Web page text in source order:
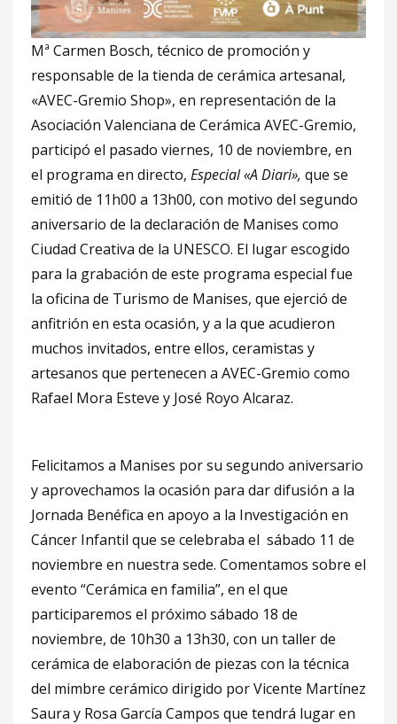
Mª Carmen Bosch, técnico de promoción y
responsable de la tienda de cerámica artesanal,
«AVEC-Gremio Shop», en representación de la
Asociación Valenciana de Cerámica AVEC-Gremio,
participó el pasado viernes, 10 de noviembre, en
el programa en directo, Especial «A Diari», que se
emitió de 11h00 a 13h00, con motivo del segundo
aniversario de la declaración de Manises como
Ciudad Creativa de la UNESCO. El lugar escogido
para la grabación de este programa especial fue
la oficina de Turismo de Manises, que ejerció de
anfitrión en esta ocasión, y a la que acudieron
muchos invitados, entre ellos, ceramistas y
artesanos que pertenecen a AVEC-Gremio como
Rafael Mora Esteve y José Royo Alcaraz.
Felicitamos a Manises por su segundo aniversario
y aprovechamos la ocasión para dar difusión a la
Jornada Benéfica en apoyo a la Investigación en
Cáncer Infantil que se celebraba el sábado 11 de
noviembre en nuestra sede. Comentamos sobre el
evento “Cerámica en familia”, en el que
participaremos el próximo sábado 18 de
noviembre, de 10h30 a 13h30, con un taller de
cerámica de elaboración de piezas con la técnica
del mimbre cerámico dirigido por Vicente Martínez
Saura y Rosa García Campos que tendrá lugar en